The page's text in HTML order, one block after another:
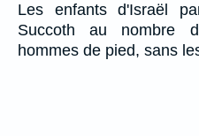
Les enfants d'Israël
Succoth au nombre
hommes de pied, sans